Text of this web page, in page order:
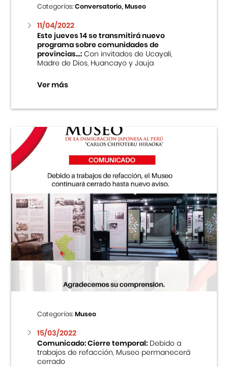
Categorías:Conversatorio, Museo
11/04/2022
Este jueves 14 se transmitirá nuevo
programa sobre comunidades de
provincias...:Con invitados de Ucayali,
Madre de Dios, Huancayo y Jauja
Ver más
Categorías:Museo
15/03/2022
Comunicado: Cierre temporal:Debido a
trabajos de refacción, Museo permanecerá
cerrado